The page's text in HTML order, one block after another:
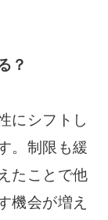
？
にシフトし
。制限も緩
たことで他
機会が増え